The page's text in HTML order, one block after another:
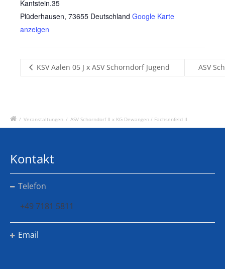
Kantstein.35
Plüderhausen, 73655 Deutschland Google Karte
anzeigen
KSV Aalen 05 J x ASV Schorndorf Jugend ASV
/ Veranstaltungen / ASV Schorndorf II x KG Dewangen / Fachsenfeld II
Kontakt
Telefon
+49 7181 5811
Email